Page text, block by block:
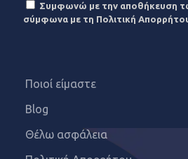
Συμφωνώ με την αποθήκευση
σύμφωνα με τη Πολιτική
Ποιοί είμαστε
Blog
Θέλω ασφάλεια